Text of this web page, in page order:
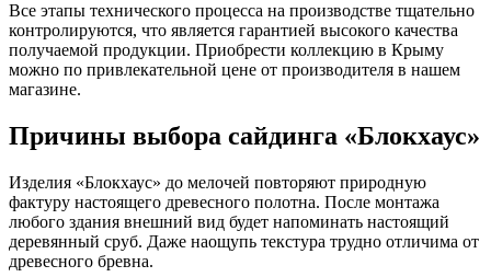
Все этапы технического процесса на производстве тщательно
контролируются, что является гарантией высокого качества
получаемой продукции. Приобрести коллекцию в Крыму
можно по привлекательной цене от производителя в нашем
магазине.
Причины выбора сайдинга «Блокхаус»
Изделия «Блокхаус» до мелочей повторяют природную
фактуру настоящего древесного полотна. После монтажа
любого здания внешний вид будет напоминать настоящий
деревянный сруб. Даже наощупь текстура трудно отличима от
древесного бревна.